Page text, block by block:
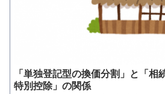
「単独登記型の換価分割」と「相
特別控除」の関係